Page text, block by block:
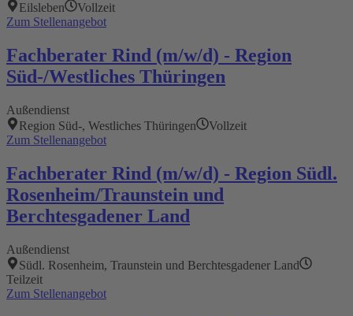
Eilsleben
Vollzeit
Zum Stellenangebot
Fachberater Rind (m/w/d) - Region
Süd-/Westliches Thüringen
Außendienst
Region Süd-, Westliches Thüringen
Vollzeit
Zum Stellenangebot
Fachberater Rind (m/w/d) - Region Südl.
Rosenheim/Traunstein und
Berchtesgadener Land
Außendienst
Südl. Rosenheim, Traunstein und Berchtesgadener Land
Teilzeit
Zum Stellenangebot